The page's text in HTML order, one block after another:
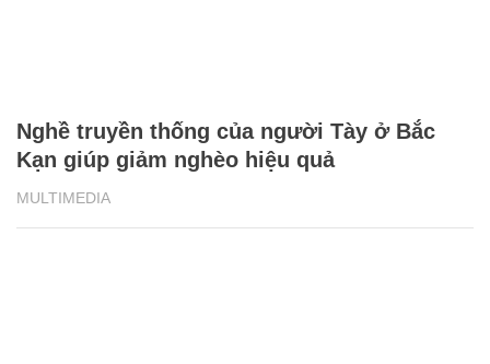
MULTIMEDIA
Nghề truyền thống của người Tày ở Bắc
Kạn giúp giảm nghèo hiệu quả